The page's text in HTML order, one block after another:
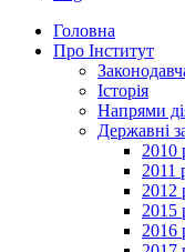
Головна
Про Інститут
Історія
Напрями
Державні
2010
2011
2012
2015
2016